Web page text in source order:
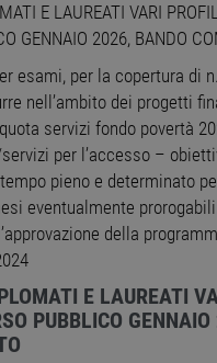
E LAUREATI VARI
GENNAIO 2026, BANDO
esami, per la copertura di
nell’ambito dei progetti
servizi fondo povertà
per l’accesso –
pieno e determinato
eventualmente
della
E LAUREATI
PUBBLICO